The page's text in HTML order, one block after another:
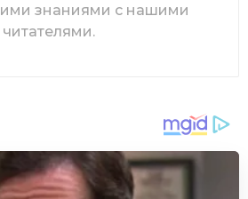
знаниями с нашими
читателями.